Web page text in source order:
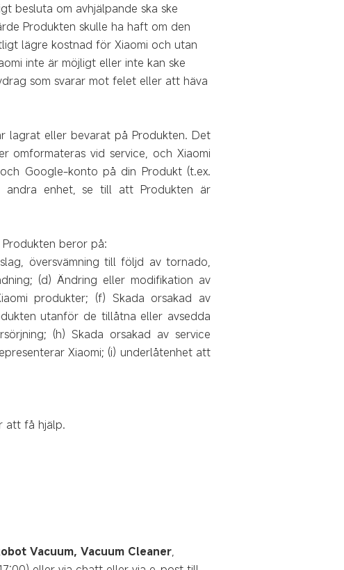
besluta om avhjälpande ska ske
Produkten skulle ha haft om den
lägre kostnad för Xiaomi och utan
inte är möjligt eller inte kan ske
som svarar mot felet eller att häva
lagrat eller bevarat på Produkten. Det
vid service, och Xiaomi
Google-konto på din Produkt (t.ex.
andra enhet, se till att Produkten är
beror på:
översvämning till följd av tornado,
(d) Ändring eller modifikation av
produkter; (f) Skada orsakad av
utanför de tillåtna eller avsedda
(h) Skada orsakad av service
Xiaomi; (i) underlåtenhet att
att få hjälp.
Vacuum, Vacuum Cleaner,